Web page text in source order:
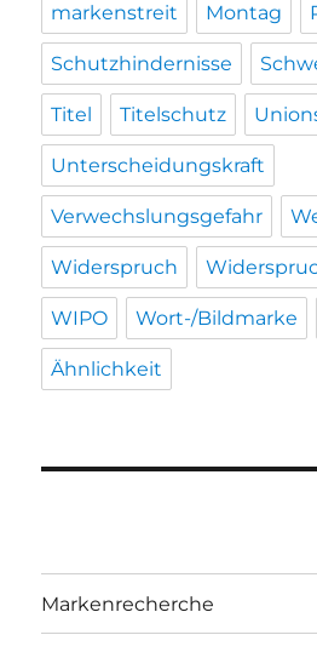
markenstreit Montag
Schutzhindernisse
Titel Titelschutz
Unterscheidungskraft
Verwechslungsgefahr
Widerspruch
WIPO Wort-/Bildmarke
Ähnlichkeit
Markenrecherche